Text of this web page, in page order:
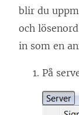
blir du
och
in som en
På